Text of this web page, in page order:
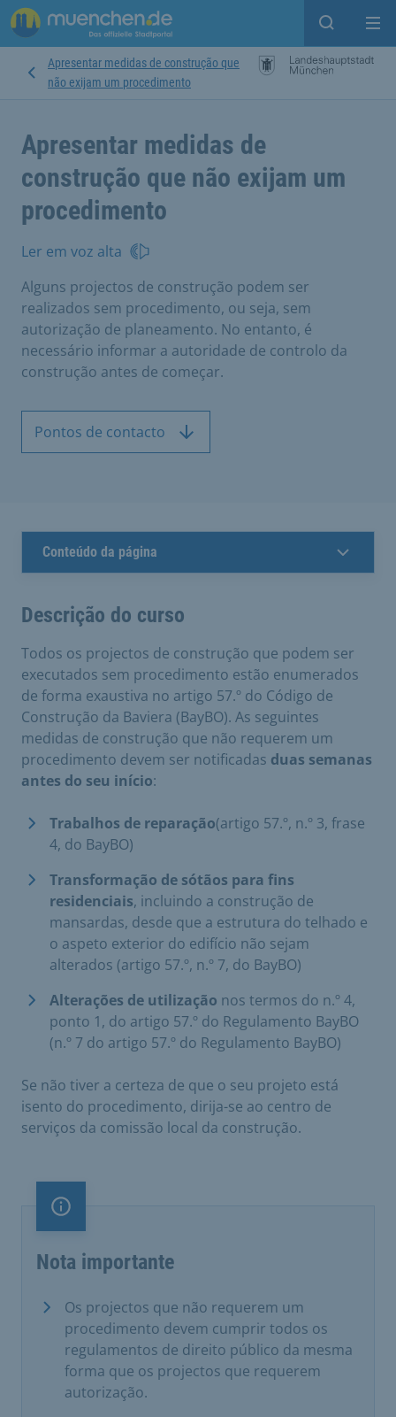
Open
Apresentar medidas de construção que
não exijam um procedimento
Apresentar medidas de
construção que não exijam um
procedimento
Ler em voz alta
Alguns projectos de construção podem ser
realizados sem procedimento, ou seja, sem
autorização de planeamento. No entanto, é
necessário informar a autoridade de controlo da
construção antes de começar.
Pontos de contacto
Conteúdo da página
Descrição do curso
Todos os projectos de construção que podem ser
executados sem procedimento estão enumerados
de forma exaustiva no artigo 57.º do Código de
Construção da Baviera (BayBO). As seguintes
medidas de construção que não requerem um
procedimento devem ser notificadas duas semanas
antes do seu início:
Trabalhos de reparação(artigo 57.º, n.º 3, frase
4, do BayBO)
Transformação de sótãos para fins
residenciais, incluindo a construção de
mansardas, desde que a estrutura do telhado e
o aspeto exterior do edifício não sejam
alterados (artigo 57.º, n.º 7, do BayBO)
Alterações de utilização nos termos do n.º 4,
ponto 1, do artigo 57.º do Regulamento BayBO
(n.º 7 do artigo 57.º do Regulamento BayBO)
Se não tiver a certeza de que o seu projeto está
isento do procedimento, dirija-se ao centro de
serviços da comissão local da construção.
Nota importante
Nota importante
Os projectos que não requerem um
procedimento devem cumprir todos os
regulamentos de direito público da mesma
forma que os projectos que requerem
autorização.